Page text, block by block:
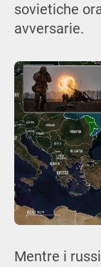
sovietiche
avversarie.
Mentre i